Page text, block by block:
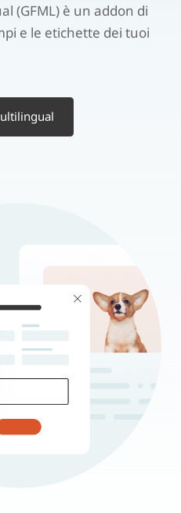
(GFML) è un addon di
e le etichette dei tuoi